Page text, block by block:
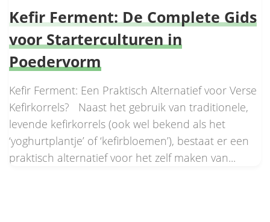
Kefir Ferment: De Complete Gids
voor Starterculturen in
Poedervorm
Kefir Ferment: Een Praktisch Alternatief voor Verse
Kefirkorrels? Naast het gebruik van traditionele,
levende kefirkorrels (ook wel bekend als het
‘yoghurtplantje’ of ‘kefirbloemen’), bestaat er een
praktisch alternatief voor het zelf maken van...